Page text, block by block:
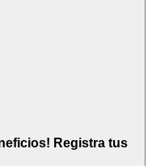
Registra tus